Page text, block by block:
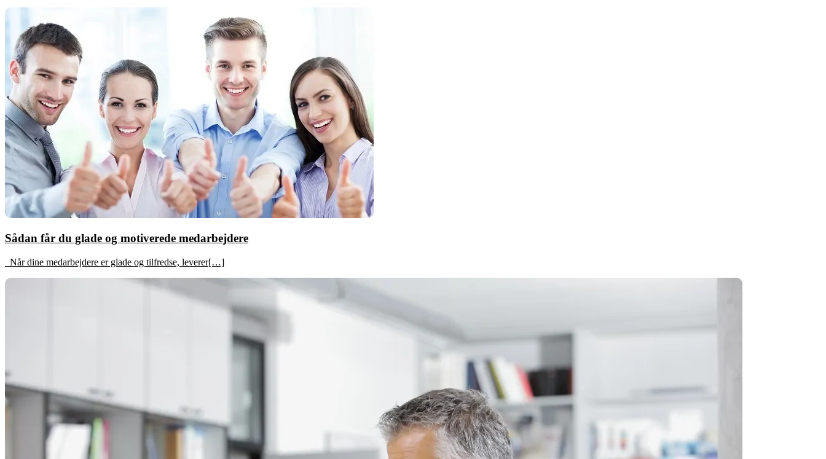
Sådan får du glade og motiverede medarbejdere
Når dine medarbejdere er glade og tilfredse, leverer[…]